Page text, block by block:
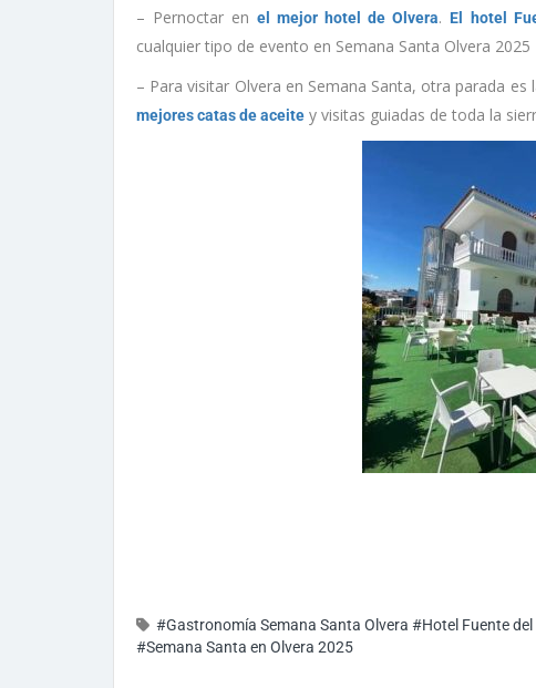
– Pernoctar enel mejor hotel de Olvera. El hotel
cualquier tipo de evento en Semana Santa Olvera 2025
– Para visitar Olvera en Semana Santa, otra parada es
mejores catas de aceite y visitas guiadas de toda la
#Gastronomía Semana Santa Olvera #Hotel Fuente del
#Semana Santa en Olvera 2025